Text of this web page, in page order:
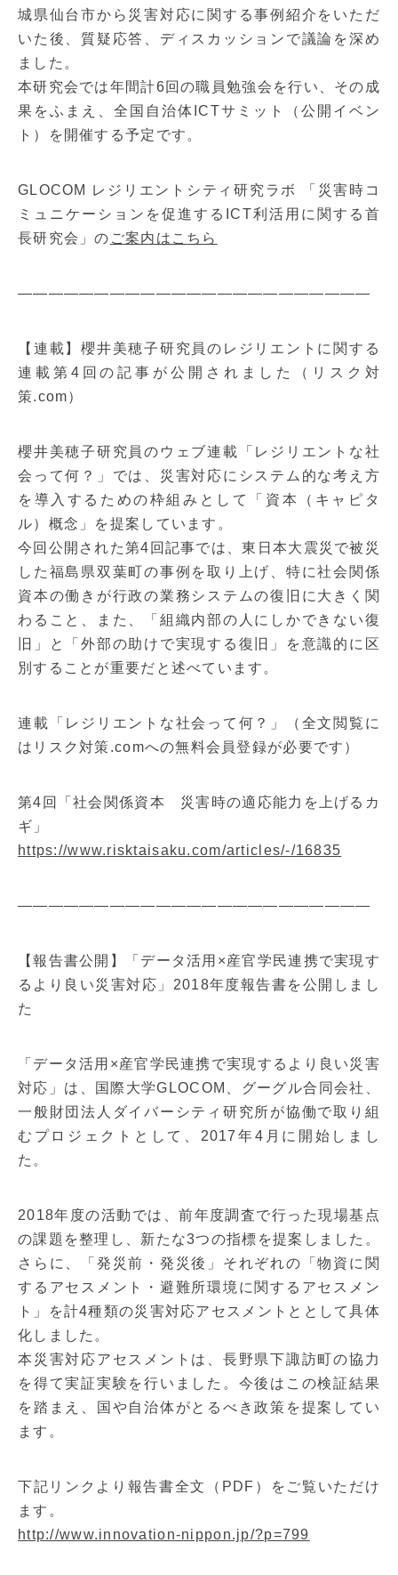
城県仙台市から災害対応に関する事例紹介をいただ
いた後、質疑応答、ディスカッションで議論を深め
ました。
本研究会では年間計6回の職員勉強会を行い、その成
果をふまえ、全国自治体ICTサミット（公開イベン
ト）を開催する予定です。
GLOCOM レジリエントシティ研究ラボ 「災害時コ
ミュニケーションを促進するICT利活用に関する首
長研究会」の ご案内はこちら
———————————————————————
【連載】櫻井美穂子研究員のレジリエントに関する
連載第4回の記事が公開されました（リスク対
策.com）
櫻井美穂子研究員のウェブ連載「レジリエントな社
会って何？」では、災害対応にシステム的な考え方
を導入するための枠組みとして「資本（キャピタ
ル）概念」を提案しています。
今回公開された第4回記事では、東日本大震災で被災
した福島県双葉町の事例を取り上げ、特に社会関係
資本の働きが行政の業務システムの復旧に大きく関
わること、また、「組織内部の人にしかできない復
旧」と「外部の助けで実現する復旧」を意識的に区
別することが重要だと述べています。
連載「レジリエントな社会って何？」（全文閲覧に
はリスク対策.comへの無料会員登録が必要です）
第4回「社会関係資本 災害時の適応能力を上げるカ
ギ」
https://www.risktaisaku.com/articles/-/16835
———————————————————————
【報告書公開】「データ活用×産官学民連携で実現す
るより良い災害対応」2018年度報告書を公開しまし
た
「データ活用×産官学民連携で実現するより良い災害
対応」は、国際大学GLOCOM、グーグル合同会社、
一般財団法人ダイバーシティ研究所が協働で取り組
むプロジェクトとして、2017年4月に開始しまし
た。
2018年度の活動では、前年度調査で行った現場基点
の課題を整理し、新たな3つの指標を提案しました。
さらに、「発災前・発災後」それぞれの「物資に関
するアセスメント・避難所環境に関するアセスメン
ト」を計4種類の災害対応アセスメントととして具体
化しました。
本災害対応アセスメントは、長野県下諏訪町の協力
を得て実証実験を行いました。今後はこの検証結果
を踏まえ、国や自治体がとるべき政策を提案してい
ます。
下記リンクより報告書全文（PDF）をご覧いただけ
ます。
http://www.innovation-nippon.jp/?p=799